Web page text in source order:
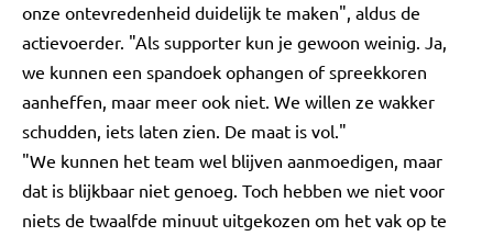
onze ontevredenheid duidelijk te maken", aldus de
actievoerder. "Als supporter kun je gewoon weinig. Ja,
we kunnen een spandoek ophangen of spreekkoren
aanheffen, maar meer ook niet. We willen ze wakker
schudden, iets laten zien. De maat is vol."
"We kunnen het team wel blijven aanmoedigen, maar
dat is blijkbaar niet genoeg. Toch hebben we niet voor
niets de twaalfde minuut uitgekozen om het vak op te